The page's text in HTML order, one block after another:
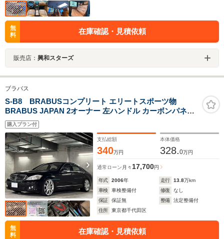
無
料
在庫確認・見積依頼
販売店： 興和スターズ
ブラバス
S-B8 BRABUSコンプリート エリートスポーツ物
BRABUS JAPAN 2オーナー 左ハンドル カーボンパネル
レザーxアルカンタラ BRABUSフルエアロ
BRABUS360km/hメーター BRABUSマフラー
BRABUS21インチAW エリートスポーツ正規物 禁煙車
記録簿
購入プラン付
支払総額
340万円
本体価格
328.0万円
通常ローン 月々 17,700円
年式 2006年 走行 13.8万km
車検
車検整備付 修復
なし
保証
保証無 整備
法定整備付
住所
東京都千代田区
無
料
在庫確認・見積依頼